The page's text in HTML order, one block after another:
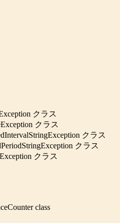
クラス
クラス
クラス
クラス
クラス
class